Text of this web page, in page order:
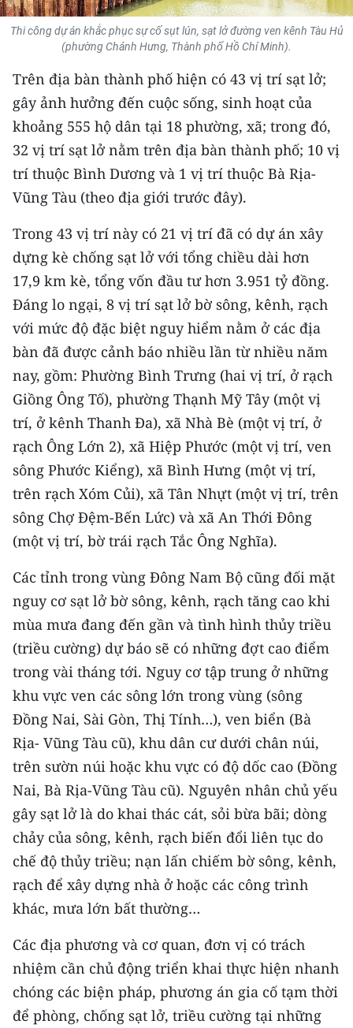
KHOA HỌC - CÔNG NGHỆ
BẠN ĐỌC
KIỂM CHỨNG THÔNG TIN
TRI THỨC CHUYÊN SÂU
CHƯƠNG TRÌNH OCOP - MỖI XÃ
MỘT SẢN PHẨM
RADIO
MEDIA CENTER
E-Magazine
Video
Media Chính trị
Media Kinh tế
Media Văn hóa
Media Xã hội
Media Pháp luật
Media Du lịch
Media Thế giới
Media Thể thao
Media Giáo dục
Media Y tế
Media Khoa học - Công nghệ
Media Môi trường
Ảnh
Infographic
TIN MỚI
TIN ĐỊA PHƯƠNG
Thi công dự án khắc phục sự cố sụt lún, sạt lở đường ven kênh Tàu Hủ
(phường Chánh Hưng, Thành phố Hồ Chí Minh).
Trên địa bàn thành phố hiện có 43 vị trí sạt lở;
gây ảnh hưởng đến cuộc sống, sinh hoạt của
khoảng 555 hộ dân tại 18 phường, xã; trong đó,
32 vị trí sạt lở nằm trên địa bàn thành phố; 10 vị
trí thuộc Bình Dương và 1 vị trí thuộc Bà Rịa-
Vũng Tàu (theo địa giới trước đây).
Trong 43 vị trí này có 21 vị trí đã có dự án xây
dựng kè chống sạt lở với tổng chiều dài hơn
17,9 km kè, tổng vốn đầu tư hơn 3.951 tỷ đồng.
Đáng lo ngại, 8 vị trí sạt lở bờ sông, kênh, rạch
với mức độ đặc biệt nguy hiểm nằm ở các địa
bàn đã được cảnh báo nhiều lần từ nhiều năm
nay, gồm: Phường Bình Trưng (hai vị trí, ở rạch
Giồng Ông Tố), phường Thạnh Mỹ Tây (một vị
trí, ở kênh Thanh Đa), xã Nhà Bè (một vị trí, ở
rạch Ông Lớn 2), xã Hiệp Phước (một vị trí, ven
sông Phước Kiểng), xã Bình Hưng (một vị trí,
trên rạch Xóm Củi), xã Tân Nhựt (một vị trí, trên
sông Chợ Đệm-Bến Lức) và xã An Thới Đông
(một vị trí, bờ trái rạch Tắc Ông Nghĩa).
Các tỉnh trong vùng Đông Nam Bộ cũng đối mặt
nguy cơ sạt lở bờ sông, kênh, rạch tăng cao khi
mùa mưa đang đến gần và tình hình thủy triều
(triều cường) dự báo sẽ có những đợt cao điểm
trong vài tháng tới. Nguy cơ tập trung ở những
khu vực ven các sông lớn trong vùng (sông
Đồng Nai, Sài Gòn, Thị Tính…), ven biển (Bà
Rịa- Vũng Tàu cũ), khu dân cư dưới chân núi,
trên sườn núi hoặc khu vực có độ dốc cao (Đồng
Nai, Bà Rịa-Vũng Tàu cũ). Nguyên nhân chủ yếu
gây sạt lở là do khai thác cát, sỏi bừa bãi; dòng
chảy của sông, kênh, rạch biến đổi liên tục do
chế độ thủy triều; nạn lấn chiếm bờ sông, kênh,
rạch để xây dựng nhà ở hoặc các công trình
khác, mưa lớn bất thường…
Các địa phương và cơ quan, đơn vị có trách
nhiệm cần chủ động triển khai thực hiện nhanh
chóng các biện pháp, phương án gia cố tạm thời
để phòng, chống sạt lở, triều cường tại những